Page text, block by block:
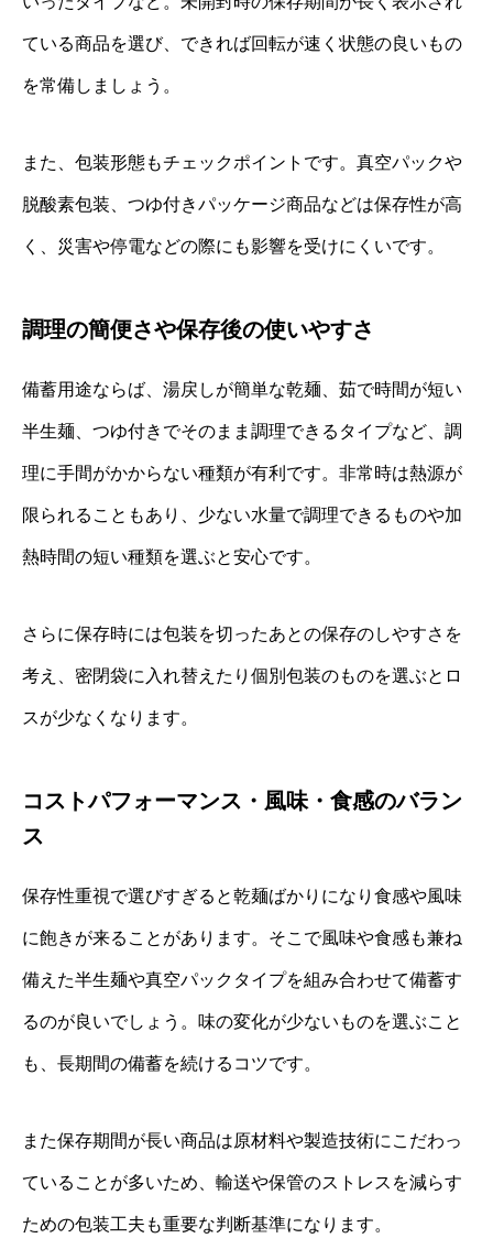
ている商品を選び、できれば回転が速く状態の良いもの
を常備しましょう。
また、包装形態もチェックポイントです。真空パックや
脱酸素包装、つゆ付きパッケージ商品などは保存性が高
く、災害や停電などの際にも影響を受けにくいです。
調理の簡便さや保存後の使いやすさ
備蓄用途ならば、湯戻しが簡単な乾麺、茹で時間が短い
半生麺、つゆ付きでそのまま調理できるタイプなど、調
理に手間がかからない種類が有利です。非常時は熱源が
限られることもあり、少ない水量で調理できるものや加
熱時間の短い種類を選ぶと安心です。
さらに保存時には包装を切ったあとの保存のしやすさを
考え、密閉袋に入れ替えたり個別包装のものを選ぶとロ
スが少なくなります。
コストパフォーマンス・風味・食感のバラン
ス
保存性重視で選びすぎると乾麺ばかりになり食感や風味
に飽きが来ることがあります。そこで風味や食感も兼ね
備えた半生麺や真空パックタイプを組み合わせて備蓄す
るのが良いでしょう。味の変化が少ないものを選ぶこと
も、長期間の備蓄を続けるコツです。
また保存期間が長い商品は原材料や製造技術にこだわっ
ていることが多いため、輸送や保管のストレスを減らす
ための包装工夫も重要な判断基準になります。